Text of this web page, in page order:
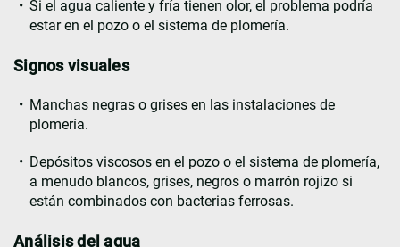
Si el agua caliente y fría tienen olor, el problema podría
estar en el pozo o el sistema de plomería.
Signos visuales
Manchas negras o grises en las instalaciones de
plomería.
Depósitos viscosos en el pozo o el sistema de plomería,
a menudo blancos, grises, negros o marrón rojizo si
están combinados con bacterias ferrosas.
Análisis del agua